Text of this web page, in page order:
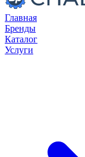
Главная
Бренды
Каталог
Услуги